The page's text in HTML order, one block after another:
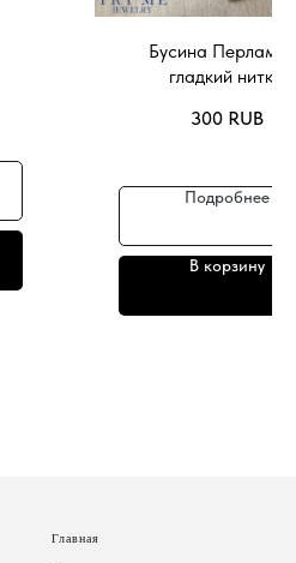
Бусина
гладкий нитка
300 RUB
Подробнее
В корзину
Главная